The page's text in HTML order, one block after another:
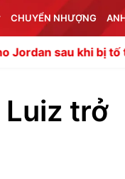
CHUYỂN NHƯỢNG
bị tố tống tiền
trở